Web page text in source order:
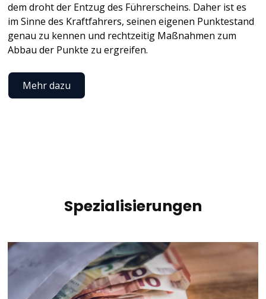
dem droht der Entzug des Führerscheins. Daher ist es
im Sinne des Kraftfahrers, seinen eigenen Punktestand
genau zu kennen und rechtzeitig Maßnahmen zum
Abbau der Punkte zu ergreifen.
Mehr dazu
Spezialisierungen